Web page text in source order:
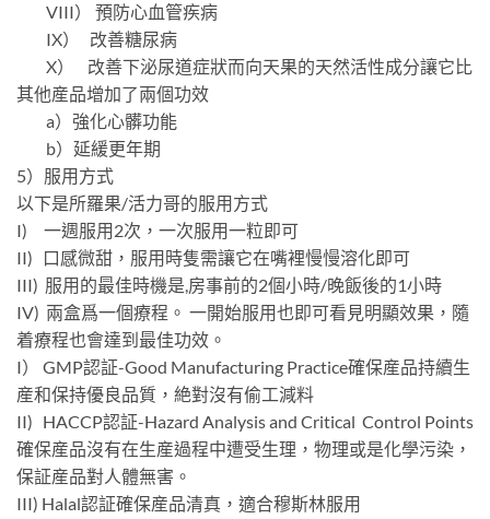
VIII） 預防心血管疾病
IX） 改善糖尿病
X） 改善下泌尿道症狀而向天果的天然活性成分讓它比
其他産品增加了兩個功效
a）強化心髒功能
b）延緩更年期
5）服用方式
以下是所羅果/活力哥的服用方式
I) 一週服用2次，一次服用一粒即可
II) 口感微甜，服用時隻需讓它在嘴裡慢慢溶化即可
III) 服用的最佳時機是,房事前的2個小時/晚飯後的1小時
IV) 兩盒爲一個療程。 一開始服用也即可看見明顯效果，隨
着療程也會達到最佳功效。
I） GMP認証-Good Manufacturing Practice確保産品持續生
産和保持優良品質，絶對沒有偷工減料
II) HACCP認証-Hazard Analysis and Critical Control Points
確保産品沒有在生産過程中遭受生理，物理或是化學污染，
保証産品對人體無害。
III) Halal認証確保産品清真，適合穆斯林服用